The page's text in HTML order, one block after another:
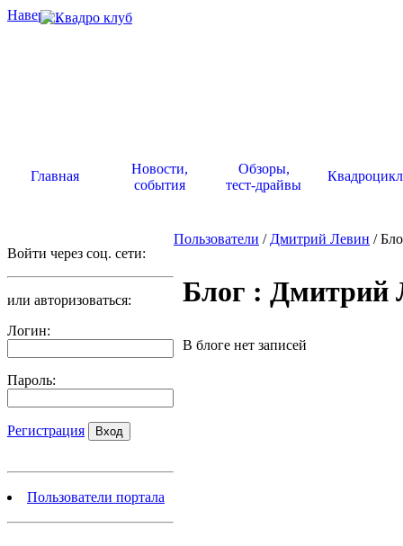
Наверх .
Главная
Новости,
события
Обзоры,
тест-драйвы
Войти через соц. сети:
или авторизоваться:
Логин:
Пароль:
Регистрация
Пользователи портала
Пользователи / Дмитрий Левин /
Блог : Дмитрий
В блоге нет записей